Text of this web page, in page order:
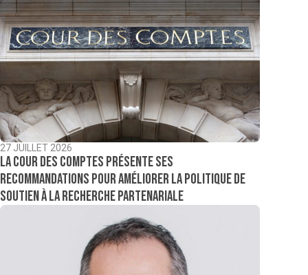
27 JUILLET 2026
La Cour des comptes présente ses
recommandations pour améliorer la politique de
soutien à la recherche partenariale